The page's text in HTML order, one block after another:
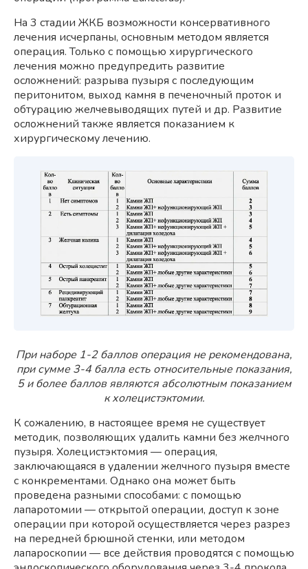
На 3 стадии ЖКБ возможности консервативного
лечения исчерпаны, основным методом является
операция. Только с помощью хирургического
лечения можно предупредить развитие
осложнений: разрыва пузыря с последующим
перитонитом, выход камня в печеночный проток и
обтурацию желчевыводящих путей и др. Развитие
осложнений также является показанием к
хирургическому лечению.
При наборе 1-2 баллов операция не рекомендована,
при сумме 3-4 балла есть относительные показания,
5 и более баллов являются абсолютным показанием
к холецистэктомии.
К сожалению, в настоящее время не существует
методик, позволяющих удалить камни без желчного
пузыря. Холецистэктомия — операция,
заключающаяся в удалении желчного пузыря вместе
с конкрементами. Однако она может быть
проведена разными способами: с помощью
лапаротомии — открытой операции, доступ к зоне
операции при которой осуществляется через разрез
на передней брюшной стенки, или методом
лапароскопии — все действия проводятся с помощью